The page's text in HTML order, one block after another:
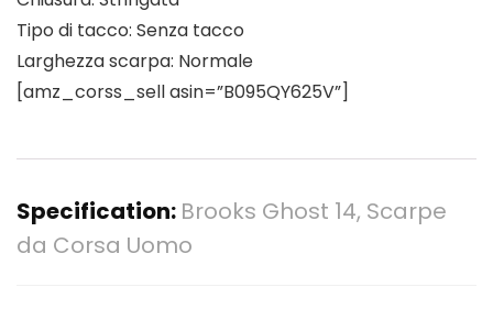
Tipo di tacco: Senza tacco
Larghezza scarpa: Normale
[amz_corss_sell asin=”B095QY625V”]
Specification: Brooks Ghost 14, Scarpe
da Corsa Uomo